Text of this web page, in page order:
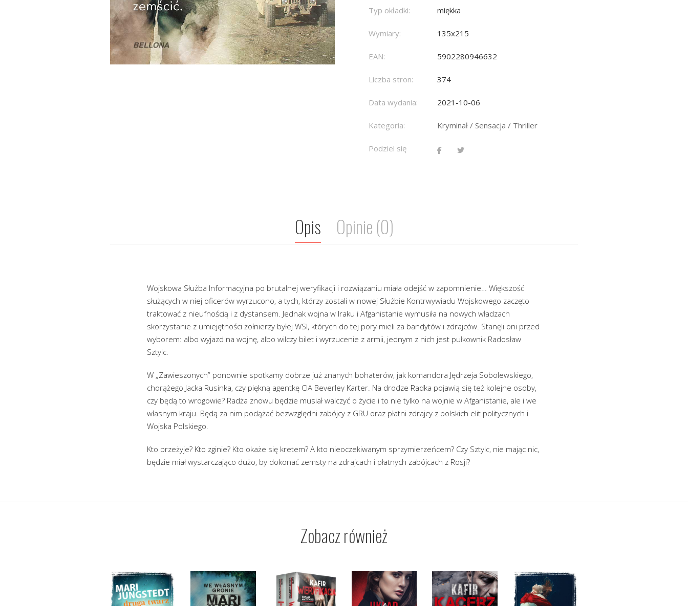
Typ okładki: miękka
Wymiary: 135x215
EAN: 5902280946632
Liczba stron: 374
Data wydania: 2021-10-06
Kategoria: Kryminał / Sensacja / Thriller
Podziel się
Opis Opinie (0)
Wojskowa Służba Informacyjna po brutalnej weryfikacji i rozwiązaniu miała odejść w zapomnienie… Większość
służących w niej oficerów wyrzucono, a tych, którzy zostali w nowej Służbie Kontrwywiadu Wojskowego zaczęto
traktować z nieufnością i z dystansem. Jednak wojna w Iraku i Afganistanie wymusiła na nowych władzach
skorzystanie z umiejętności żołnierzy byłej WSI, których do tej pory mieli za bandytów i zdrajców. Stanęli oni przed
wyborem: albo wyjazd na wojnę, albo wilczy bilet i wyrzucenie z armii, jednym z nich jest pułkownik Radosław
Sztylc.
W „Zawieszonych” ponownie spotkamy dobrze już znanych bohaterów, jak komandora Jędrzeja Sobolewskiego,
chorążego Jacka Rusinka, czy piękną agentkę CIA Beverley Karter. Na drodze Radka pojawią się też kolejne osoby,
czy będą to wrogowie? Radża znowu będzie musiał walczyć o życie i to nie tylko na wojnie w Afganistanie, ale i we
własnym kraju. Będą za nim podążać bezwzględni zabójcy z GRU oraz płatni zdrajcy z polskich elit politycznych i
Wojska Polskiego.
Kto przeżyje? Kto zginie? Kto okaże się kretem? A kto nieoczekiwanym sprzymierzeńcem? Czy Sztylc, nie mając nic,
będzie miał wystarczająco dużo, by dokonać zemsty na zdrajcach i płatnych zabójcach z Rosji?
Zobacz również